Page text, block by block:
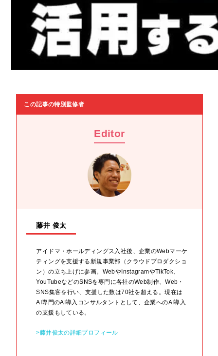
この記事の特別監修者
Editor
藤井 俊太
アイドマ・ホールディングス入社後、企業のWebマーケ
ティングを支援する新規事業部（クラウドプロダクショ
ン）の立ち上げに参画。WebやInstagramやTikTok、
YouTubeなどのSNSを専門に各社のWeb制作、Web・
SNS集客を行い、支援した数は70社を超える。現在は
AI専門のAI導入コンサルタントとして、企業へのAI導入
の支援もしている。
>藤井俊太の詳細プロフィール